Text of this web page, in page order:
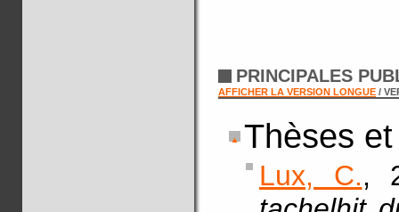
PRINCIPALES
AFFICHER LA VERSION LONGUE /
Thèses
Lux, C.,